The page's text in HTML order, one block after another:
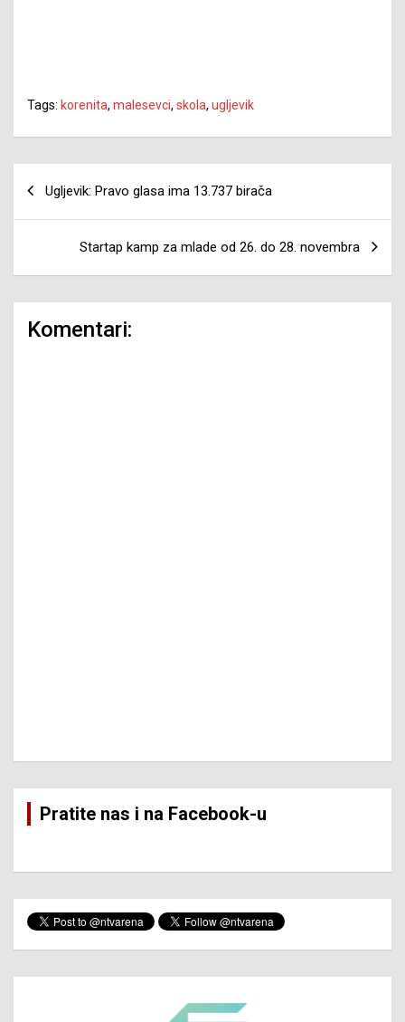
Tags: korenita, malesevci, skola, ugljevik
članaka
Ugljevik: Pravo glasa ima 13.737 birača
Startap kamp za mlade od 26. do 28. novembra
Komentari:
Pratite nas i na Facebook-u